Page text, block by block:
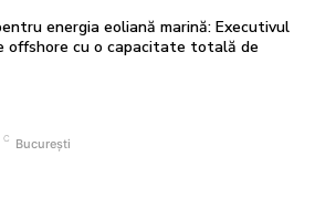
energia eoliană marină: Executivul
offshore cu o capacitate totală de
C București